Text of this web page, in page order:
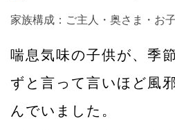
家族構成：ご主人・奥さま・お
喘息気味の子供が、季
ずと言って言いほど風
んでいました。